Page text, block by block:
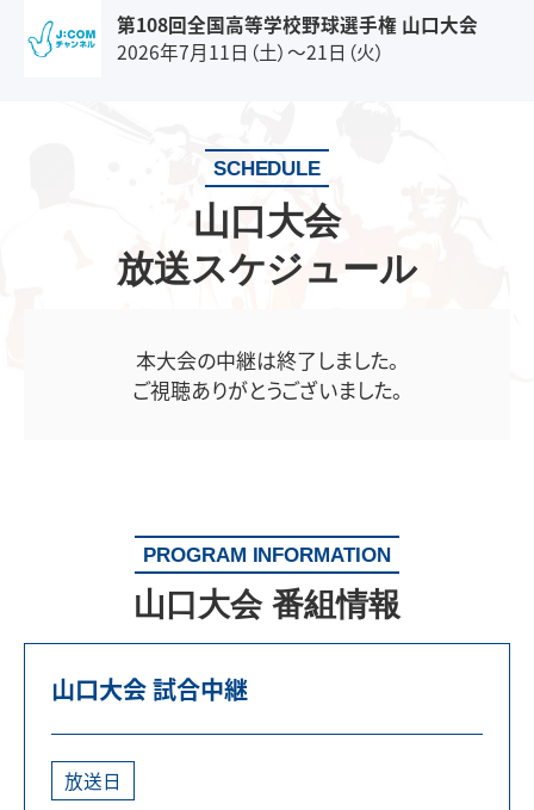
第108回全国高等学校野球選手権 山口大会
2026年7月11日（土）～21日（火）
SCHEDULE
山口大会
放送スケジュール
本大会の中継は終了しました。
ご視聴ありがとうございました。
PROGRAM INFORMATION
山口大会 番組情報
山口大会 試合中継
放送日